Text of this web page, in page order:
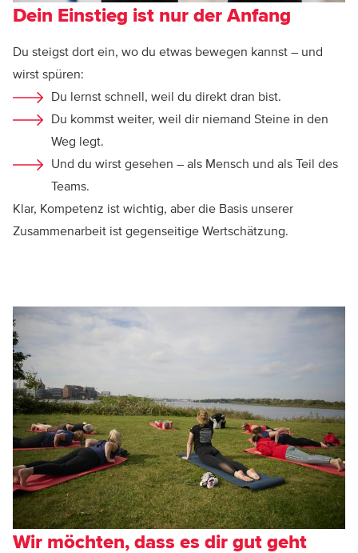
Dein Einstieg ist nur der Anfang
Du steigst dort ein, wo du etwas bewegen kannst – und
wirst spüren:
Du lernst schnell, weil du direkt dran bist.
Du kommst weiter, weil dir niemand Steine in den
Weg legt.
Und du wirst gesehen – als Mensch und als Teil des
Teams.
Klar, Kompetenz ist wichtig, aber die Basis unserer
Zusammenarbeit ist gegenseitige Wertschätzung.
Wir möchten, dass es dir gut geht